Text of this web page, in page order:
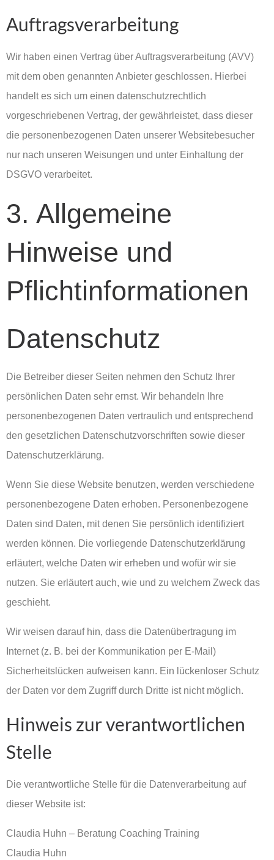
Auftragsverarbeitung
Wir haben einen Vertrag über Auftragsverarbeitung (AVV)
mit dem oben genannten Anbieter geschlossen. Hierbei
handelt es sich um einen datenschutzrechtlich
vorgeschriebenen Vertrag, der gewährleistet, dass dieser
die personenbezogenen Daten unserer Websitebesucher
nur nach unseren Weisungen und unter Einhaltung der
DSGVO verarbeitet.
3. Allgemeine
Hinweise und
Pflichtinformationen
Datenschutz
Die Betreiber dieser Seiten nehmen den Schutz Ihrer
persönlichen Daten sehr ernst. Wir behandeln Ihre
personenbezogenen Daten vertraulich und entsprechend
den gesetzlichen Datenschutzvorschriften sowie dieser
Datenschutzerklärung.
Wenn Sie diese Website benutzen, werden verschiedene
personenbezogene Daten erhoben. Personenbezogene
Daten sind Daten, mit denen Sie persönlich identifiziert
werden können. Die vorliegende Datenschutzerklärung
erläutert, welche Daten wir erheben und wofür wir sie
nutzen. Sie erläutert auch, wie und zu welchem Zweck das
geschieht.
Wir weisen darauf hin, dass die Datenübertragung im
Internet (z. B. bei der Kommunikation per E-Mail)
Sicherheitslücken aufweisen kann. Ein lückenloser Schutz
der Daten vor dem Zugriff durch Dritte ist nicht möglich.
Hinweis zur verantwortlichen
Stelle
Die verantwortliche Stelle für die Datenverarbeitung auf
dieser Website ist:
Claudia Huhn – Beratung Coaching Training
Claudia Huhn